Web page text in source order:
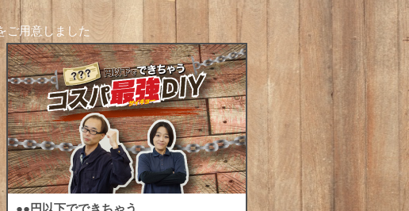
ご用意しました